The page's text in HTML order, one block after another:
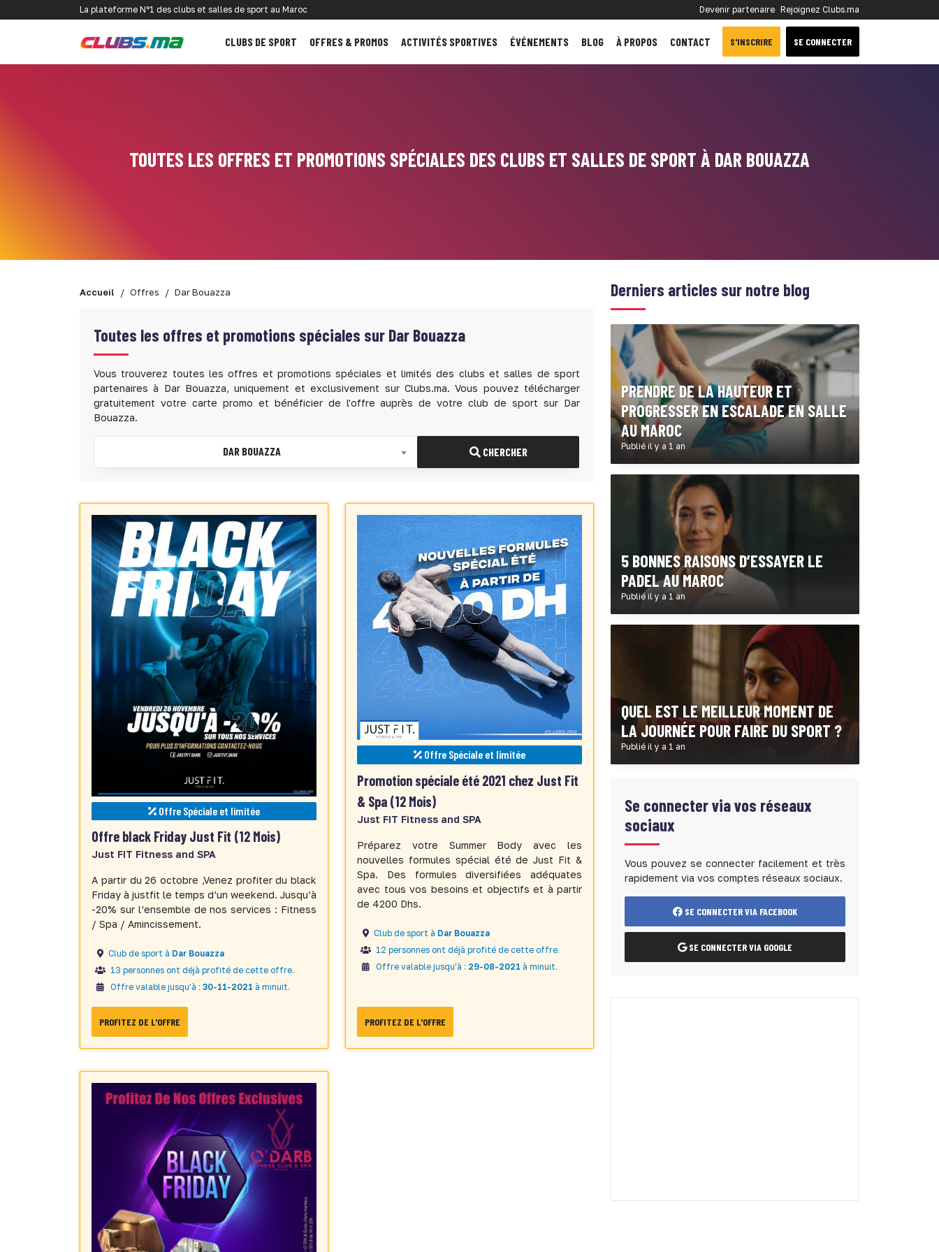
La plateforme N°1 des clubs et salles de sport au Maroc Devenir partenaire Rejoignez Clubs.ma
CLUBS DE SPORT OFFRES & PROMOS ACTIVITÉS SPORTIVES ÉVÉNEMENTS BLOG À PROPOS CONTACT S'INSCRIRE SE CONNECTER
TOUTES LES OFFRES ET PROMOTIONS SPÉCIALES DES CLUBS ET SALLES DE SPORT À DAR BOUAZZA
Accueil Offres Dar Bouazza
Toutes les offres et promotions spéciales sur Dar Bouazza
Vous trouverez toutes les offres et promotions spéciales et limités des clubs et salles de sport
partenaires à Dar Bouazza, uniquement et exclusivement sur Clubs.ma. Vous pouvez télécharger
gratuitement votre carte promo et bénéficier de l'offre auprès de votre club de sport sur Dar
Bouazza.
DAR BOUAZZA CHERCHER
Offre Spéciale et limitée
Offre black Friday Just Fit (12 Mois)
Just FIT Fitness and SPA
A partir du 26 octobre ,Venez profiter du black
Friday à justfit le temps d’un weekend. Jusqu’à
-20% sur l’ensemble de nos services : Fitness
/ Spa / Amincissement.
Club de sport à Dar Bouazza
13 personnes ont déjà profité de cette offre.
Offre valable jusqu'à : 30-11-2021 à minuit.
PROFITEZ DE L'OFFRE
Offre Spéciale et limitée
Promotion spéciale été 2021 chez Just Fit
& Spa (12 Mois)
Just FIT Fitness and SPA
Préparez votre Summer Body avec les
nouvelles formules spécial été de Just Fit &
Spa. Des formules diversifiées adéquates
avec tous vos besoins et objectifs et à partir
de 4200 Dhs.
Club de sport à Dar Bouazza
12 personnes ont déjà profité de cette offre.
Offre valable jusqu'à : 29-08-2021 à minuit.
PROFITEZ DE L'OFFRE
Derniers articles sur notre blog
PRENDRE DE LA HAUTEUR ET
PROGRESSER EN ESCALADE EN SALLE
AU MAROC
Publié il y a 1 an
5 BONNES RAISONS D’ESSAYER LE
PADEL AU MAROC
Publié il y a 1 an
QUEL EST LE MEILLEUR MOMENT DE
LA JOURNÉE POUR FAIRE DU SPORT ?
Publié il y a 1 an
Se connecter via vos réseaux
sociaux
Vous pouvez se connecter facilement et très
rapidement via vos comptes réseaux sociaux.
SE CONNECTER VIA FACEBOOK
SE CONNECTER VIA GOOGLE